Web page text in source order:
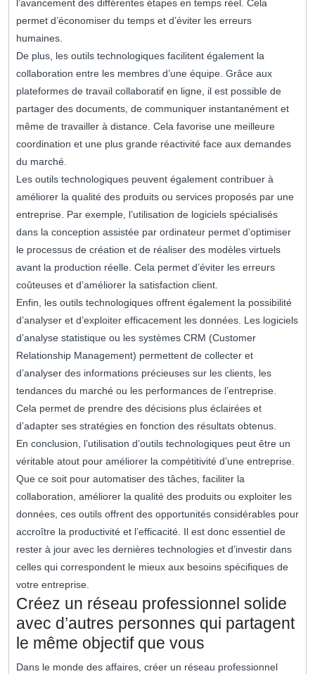
l’avancement des différentes étapes en temps réel. Cela
permet d’économiser du temps et d’éviter les erreurs
humaines.
De plus, les outils technologiques facilitent également la
collaboration entre les membres d’une équipe. Grâce aux
plateformes de travail collaboratif en ligne, il est possible de
partager des documents, de communiquer instantanément et
même de travailler à distance. Cela favorise une meilleure
coordination et une plus grande réactivité face aux demandes
du marché.
Les outils technologiques peuvent également contribuer à
améliorer la qualité des produits ou services proposés par une
entreprise. Par exemple, l’utilisation de logiciels spécialisés
dans la conception assistée par ordinateur permet d’optimiser
le processus de création et de réaliser des modèles virtuels
avant la production réelle. Cela permet d’éviter les erreurs
coûteuses et d’améliorer la satisfaction client.
Enfin, les outils technologiques offrent également la possibilité
d’analyser et d’exploiter efficacement les données. Les logiciels
d’analyse statistique ou les systèmes CRM (Customer
Relationship Management) permettent de collecter et
d’analyser des informations précieuses sur les clients, les
tendances du marché ou les performances de l’entreprise.
Cela permet de prendre des décisions plus éclairées et
d’adapter ses stratégies en fonction des résultats obtenus.
En conclusion, l’utilisation d’outils technologiques peut être un
véritable atout pour améliorer la compétitivité d’une entreprise.
Que ce soit pour automatiser des tâches, faciliter la
collaboration, améliorer la qualité des produits ou exploiter les
données, ces outils offrent des opportunités considérables pour
accroître la productivité et l’efficacité. Il est donc essentiel de
rester à jour avec les dernières technologies et d’investir dans
celles qui correspondent le mieux aux besoins spécifiques de
votre entreprise.
Créez un réseau professionnel solide
avec d’autres personnes qui partagent
le même objectif que vous
Dans le monde des affaires, créer un réseau professionnel